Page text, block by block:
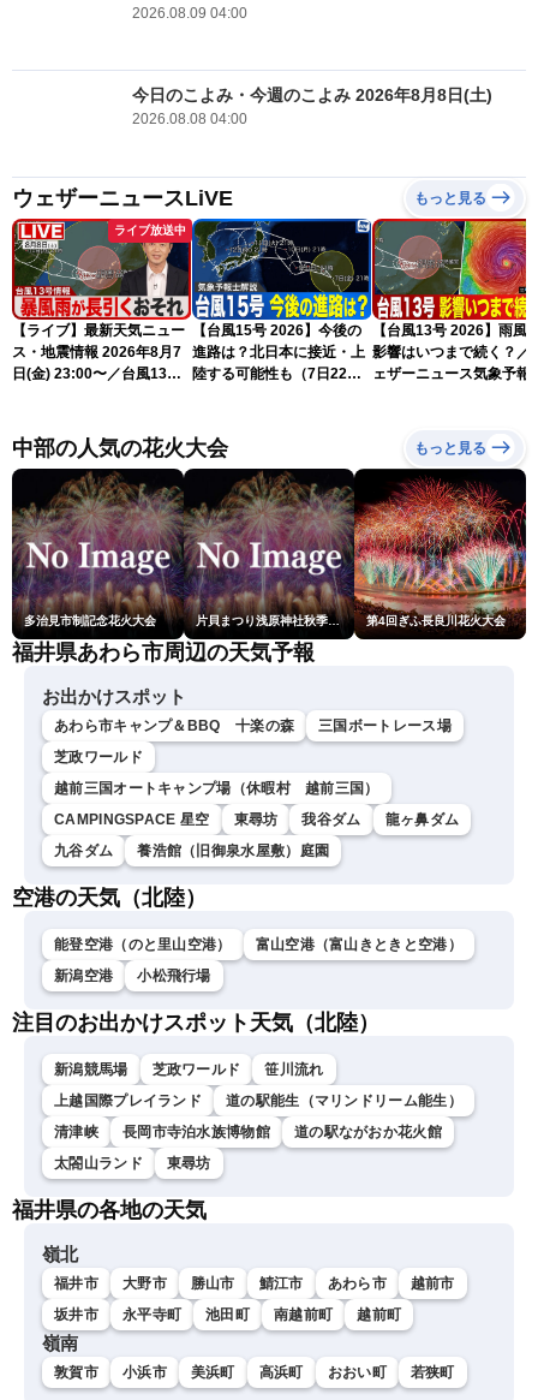
2026.08.09 04:00
今日のこよみ・今週のこよみ 2026年8月8日(土)
2026.08.08 04:00
ウェザーニュースLiVE もっと見る
ライブ放送中
【ライブ】最新天気ニュー
ス・地震情報 2026年8月7
日(金) 23:00〜／台風13号
【台風15号 2026】今後の
進路は？北日本に接近・上
陸する可能性も（7日22時
【台風13号 2026】雨風
影響はいつまで続く？／
ェザーニュース気象予報
中部の人気の花火大会 もっと見る
多治見市制記念花火大会 片貝まつり浅原神社秋季例大祭奉納大煙火 第4回ぎふ長良川花火大会
福井県あわら市周辺の天気予報
お出かけスポット
あわら市キャンプ＆BBQ 十楽の森
三国ボートレース場
芝政ワールド
越前三国オートキャンプ場（休暇村 越前三国）
CAMPINGSPACE 星空
東尋坊 我谷ダム
龍ヶ鼻ダム
九谷ダム
養浩館（旧御泉水屋敷）庭園
空港の天気（北陸）
能登空港（のと里山空港）
富山空港（富山きときと空港）
新潟空港
小松飛行場
注目のお出かけスポット天気（北陸）
新潟競馬場 芝政ワールド
笹川流れ
上越国際プレイランド
道の駅能生（マリンドリーム能生）
清津峡
長岡市寺泊水族博物館
道の駅ながおか花火館
太閤山ランド
東尋坊
福井県の各地の天気
嶺北
福井市 大野市 勝山市 鯖江市 あわら市
越前市
坂井市
永平寺町 池田町 南越前町 越前町
嶺南
敦賀市 小浜市 美浜町 高浜町 おおい町 若狭町